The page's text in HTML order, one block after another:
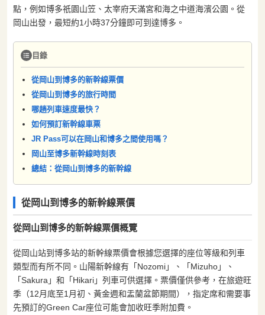
點，例如博多祇園山笠、太宰府天滿宮和海之中道海濱公園。從
岡山出發，最短約1小時37分鐘即可到達博多。
目錄
從岡山到博多的新幹線票價
從岡山到博多的旅行時間
哪趟列車速度最快？
如何預訂新幹線車票
JR Pass可以在岡山和博多之間使用嗎？
岡山至博多新幹線時刻表
總結：從岡山到博多的新幹線
從岡山到博多的新幹線票價
從岡山到博多的新幹線票價概覽
從岡山站到博多站的新幹線票價會根據您選擇的座位等級和列車
類型而有所不同。山陽新幹線有「Nozomi」、「Mizuho」、
「Sakura」和「Hikari」列車可供選擇。票價僅供參考，在旅遊旺
季（12月底至1月初、黃金週和盂蘭盆節期間），指定席和需要事
先預訂的Green Car座位可能會加收旺季附加費。